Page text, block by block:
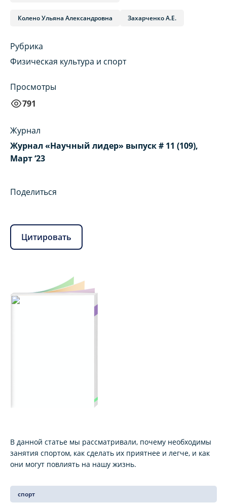
Колено Ульяна Александровна Захарченко А.Е.
Рубрика
Физическая культура и спорт
Просмотры
791
Журнал
Журнал «Научный лидер» выпуск # 11 (109),
Март ‘23
Поделиться
Цитировать
В данной статье мы рассматривали, почему необходимы
занятия спортом, как сделать их приятнее и легче, и как
они могут повлиять на нашу жизнь.
спорт